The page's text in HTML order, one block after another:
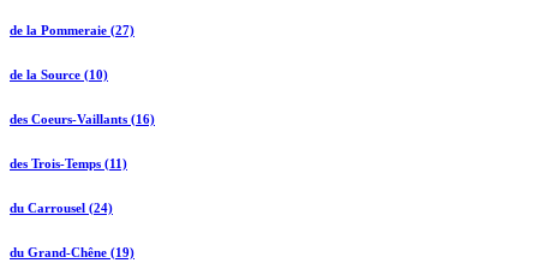
de la Pommeraie (27)
de la Source (10)
des Coeurs-Vaillants (16)
des Trois-Temps (11)
du Carrousel (24)
du Grand-Chêne (19)